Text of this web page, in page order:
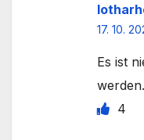
17. 10.
Es ist
werden.
4